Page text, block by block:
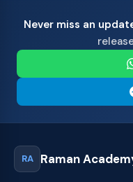
Never miss an
RA Raman